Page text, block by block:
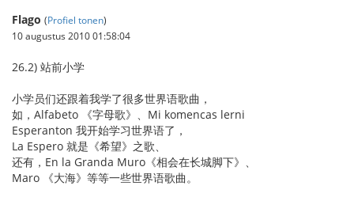
Flago (Profiel tonen)
10 augustus 2010 01:58:04
26.2) 站前小学
小学员们还跟着我学了很多世界语歌曲，
如，Alfabeto 《字母歌》、Mi komencas lerni
Esperanton 我开始学习世界语了，
La Espero 就是《希望》之歌、
还有，En la Granda Muro《相会在长城脚下》、
Maro 《大海》等等一些世界语歌曲。